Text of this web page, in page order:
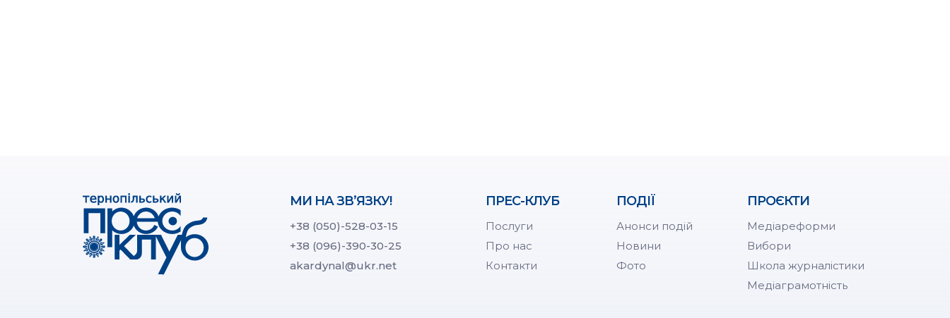
МИ НА ЗВ’ЯЗКУ!
+38 (050)-528-03-15
+38 (096)-390-30-25
akardynal@ukr.net
ПРЕС-КЛУБ
Послуги
Про нас
Контакти
ПОДІЇ
Анонси подій
Новини
Фото
ПРОЄКТИ
Медіареформи
Вибори
Школа журналістики
Медіаграмотність